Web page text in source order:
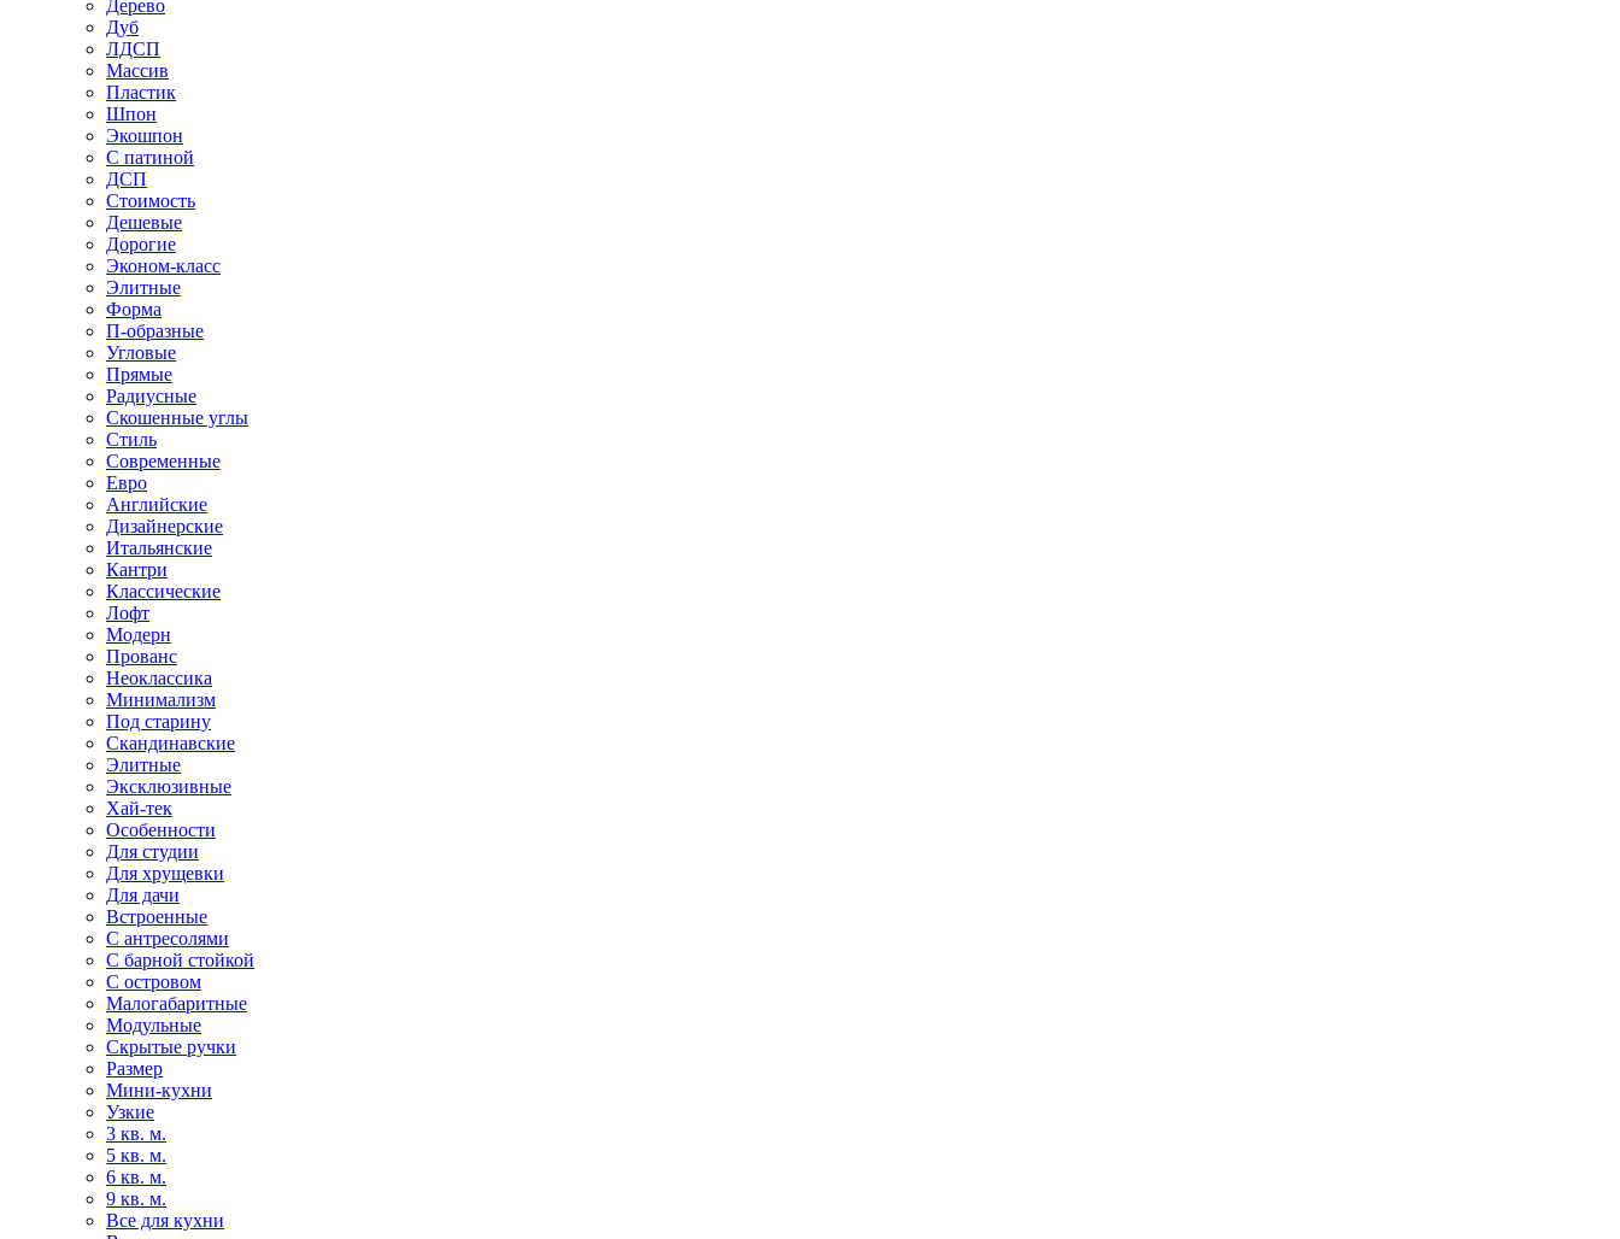
Дерево
Дуб
ЛДСП
Массив
Пластик
Шпон
Экошпон
С патиной
ДСП
Стоимость
Дешевые
Дорогие
Эконом-класс
Элитные
Форма
П-образные
Угловые
Прямые
Радиусные
Скошенные углы
Стиль
Современные
Евро
Английские
Дизайнерские
Итальянские
Кантри
Классические
Лофт
Модерн
Прованс
Неоклассика
Минимализм
Под старину
Скандинавские
Элитные
Эксклюзивные
Хай-тек
Особенности
Для студии
Для хрущевки
Для дачи
Встроенные
С антресолями
С барной стойкой
С островом
Малогабаритные
Модульные
Скрытые ручки
Размер
Мини-кухни
Узкие
3 кв. м.
5 кв. м.
6 кв. м.
9 кв. м.
Все для кухни